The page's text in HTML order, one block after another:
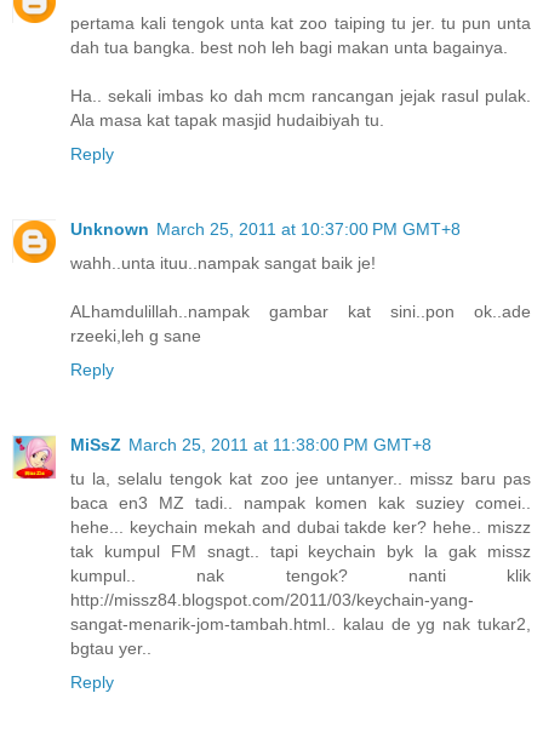
pertama kali tengok unta kat zoo taiping tu jer. tu pun unta
dah tua bangka. best noh leh bagi makan unta bagainya.
Ha.. sekali imbas ko dah mcm rancangan jejak rasul pulak.
Ala masa kat tapak masjid hudaibiyah tu.
Reply
Unknown March 25, 2011 at 10:37:00 PM GMT+8
wahh..unta ituu..nampak sangat baik je!
ALhamdulillah..nampak gambar kat sini..pon ok..ade
rzeeki,leh g sane
Reply
MiSsZ March 25, 2011 at 11:38:00 PM GMT+8
tu la, selalu tengok kat zoo jee untanyer.. missz baru pas
baca en3 MZ tadi.. nampak komen kak suziey comei..
hehe... keychain mekah and dubai takde ker? hehe.. miszz
tak kumpul FM snagt.. tapi keychain byk la gak missz
kumpul.. nak tengok? nanti klik
http://missz84.blogspot.com/2011/03/keychain-yang-
sangat-menarik-jom-tambah.html.. kalau de yg nak tukar2,
bgtau yer..
Reply